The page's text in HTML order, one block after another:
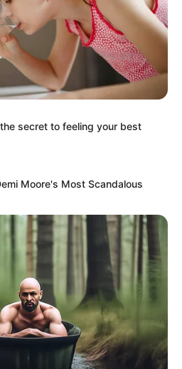
έχει απασχολήσει
του νόμου για τα
νέα
secret to feeling your best
Moore's Most Scandalous